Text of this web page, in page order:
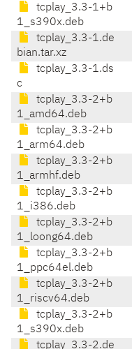
tcplay_3.3-1+b
1_s390x.deb
tcplay_3.3-1.de
bian.tar.xz
tcplay_3.3-1.ds
c
tcplay_3.3-2+b
1_amd64.deb
tcplay_3.3-2+b
1_arm64.deb
tcplay_3.3-2+b
1_armhf.deb
tcplay_3.3-2+b
1_i386.deb
tcplay_3.3-2+b
1_loong64.deb
tcplay_3.3-2+b
1_ppc64el.deb
tcplay_3.3-2+b
1_riscv64.deb
tcplay_3.3-2+b
1_s390x.deb
tcplay_3.3-2.de